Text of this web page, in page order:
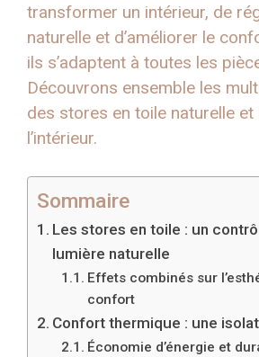
transformer un intérieur, de
naturelle et d’améliorer le
ils s’adaptent à toutes les
Découvrons ensemble les
des stores en toile naturelle
l’intérieur.
Sommaire
Les stores en toile : un
lumière naturelle
Effets combinés sur
confort
Confort thermique : une
Économie d’énergie et